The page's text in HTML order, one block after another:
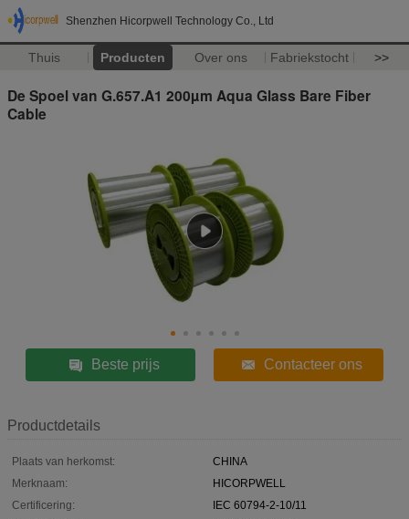
Shenzhen Hicorpwell Technology Co., Ltd
Thuis Producten Over ons Fabriekstocht >>
De Spoel van G.657.A1 200µm Aqua Glass Bare Fiber
Cable
Beste prijs Contacteer ons
Productdetails
Plaats van herkomst:
CHINA
Merknaam:
HICORPWELL
Certificering:
IEC 60794-2-10/11